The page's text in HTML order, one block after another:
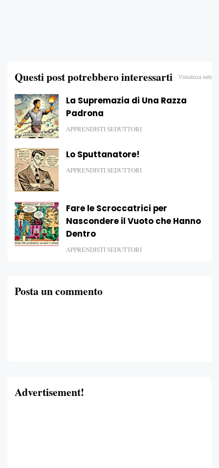
Questi post potrebbero interessarti Visualizza tutti
La Supremazia di Una Razza
Padrona
APPRENDISTI SEDUTTORI
Lo Sputtanatore!
APPRENDISTI SEDUTTORI
Fare le Scroccatrici per
Nascondere il Vuoto che Hanno
Dentro
APPRENDISTI SEDUTTORI
Posta un commento
Advertisement!